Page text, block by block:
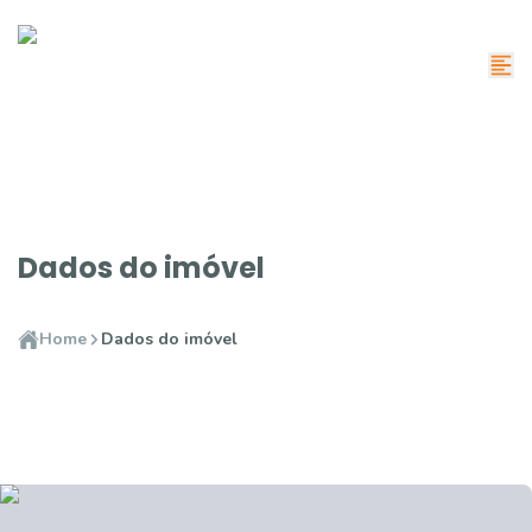
Dados do imóvel
Home Dados do imóvel